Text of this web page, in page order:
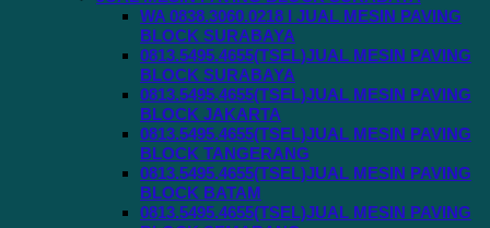
WA 0838.3060.0218 I JUAL MESIN PAVING
BLOCK SURABAYA
0813.5495.4655(TSEL)JUAL MESIN PAVING
BLOCK SURABAYA
0813.5495.4655(TSEL)JUAL MESIN PAVING
BLOCK JAKARTA
0813.5495.4655(TSEL)JUAL MESIN PAVING
BLOCK TANGERANG
0813.5495.4655(TSEL)JUAL MESIN PAVING
BLOCK BATAM
0813.5495.4655(TSEL)JUAL MESIN PAVING